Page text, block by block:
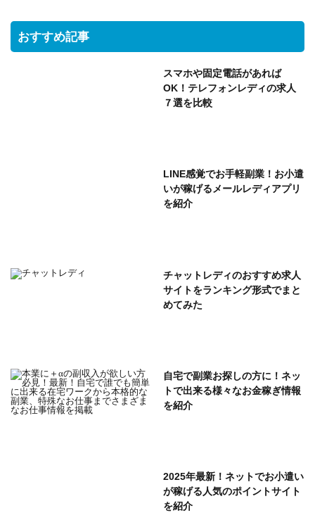
おすすめ記事
スマホや固定電話があれば
OK！テレフォンレディの求人
７選を比較
LINE感覚でお手軽副業！お小遣
いが稼げるメールレディアプリ
を紹介
チャットレディのおすすめ求人
サイトをランキング形式でまと
めてみた
自宅で副業お探しの方に！ネッ
トで出来る様々なお金稼ぎ情報
を紹介
2025年最新！ネットでお小遣い
が稼げる人気のポイントサイト
を紹介